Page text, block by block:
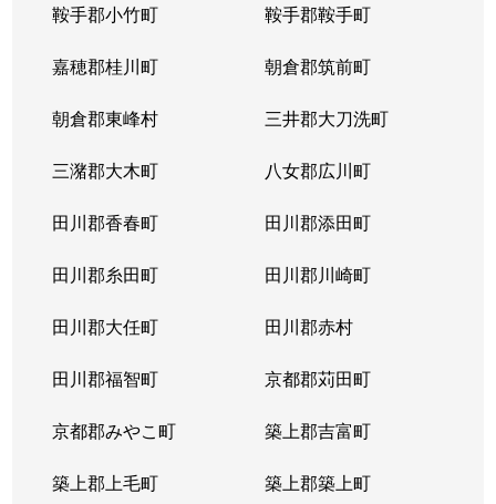
鞍手郡小竹町 鞍手郡鞍手町
嘉穂郡桂川町 朝倉郡筑前町
朝倉郡東峰村 三井郡大刀洗町
三潴郡大木町 八女郡広川町
田川郡香春町 田川郡添田町
田川郡糸田町 田川郡川崎町
田川郡大任町 田川郡赤村
田川郡福智町 京都郡苅田町
京都郡みやこ町 築上郡吉富町
築上郡上毛町 築上郡築上町